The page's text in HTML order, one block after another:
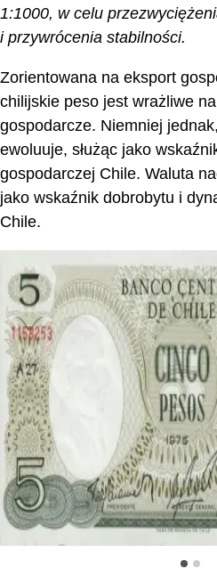
1:1000, w celu
i przywrócenia stabilności.
Zorientowana na eksport
chilijskie peso jest wrażliwe
gospodarcze. Niemniej
ewoluuje, służąc jako
gospodarczej Chile. Waluta
jako wskaźnik dobrobytu i
Chile.
5 pesos 1975 z góry